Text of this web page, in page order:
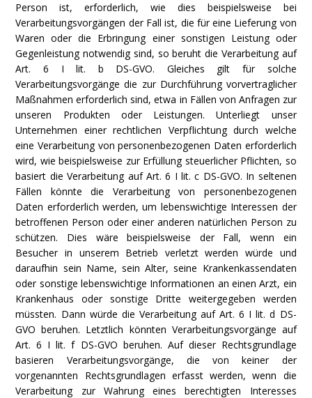
Person ist, erforderlich, wie dies beispielsweise bei
Verarbeitungsvorgängen der Fall ist, die für eine Lieferung von
Waren oder die Erbringung einer sonstigen Leistung oder
Gegenleistung notwendig sind, so beruht die Verarbeitung auf
Art. 6 I lit. b DS-GVO. Gleiches gilt für solche
Verarbeitungsvorgänge die zur Durchführung vorvertraglicher
Maßnahmen erforderlich sind, etwa in Fällen von Anfragen zur
unseren Produkten oder Leistungen. Unterliegt unser
Unternehmen einer rechtlichen Verpflichtung durch welche
eine Verarbeitung von personenbezogenen Daten erforderlich
wird, wie beispielsweise zur Erfüllung steuerlicher Pflichten, so
basiert die Verarbeitung auf Art. 6 I lit. c DS-GVO. In seltenen
Fällen könnte die Verarbeitung von personenbezogenen
Daten erforderlich werden, um lebenswichtige Interessen der
betroffenen Person oder einer anderen natürlichen Person zu
schützen. Dies wäre beispielsweise der Fall, wenn ein
Besucher in unserem Betrieb verletzt werden würde und
daraufhin sein Name, sein Alter, seine Krankenkassendaten
oder sonstige lebenswichtige Informationen an einen Arzt, ein
Krankenhaus oder sonstige Dritte weitergegeben werden
müssten. Dann würde die Verarbeitung auf Art. 6 I lit. d DS-
GVO beruhen. Letztlich könnten Verarbeitungsvorgänge auf
Art. 6 I lit. f DS-GVO beruhen. Auf dieser Rechtsgrundlage
basieren Verarbeitungsvorgänge, die von keiner der
vorgenannten Rechtsgrundlagen erfasst werden, wenn die
Verarbeitung zur Wahrung eines berechtigten Interesses